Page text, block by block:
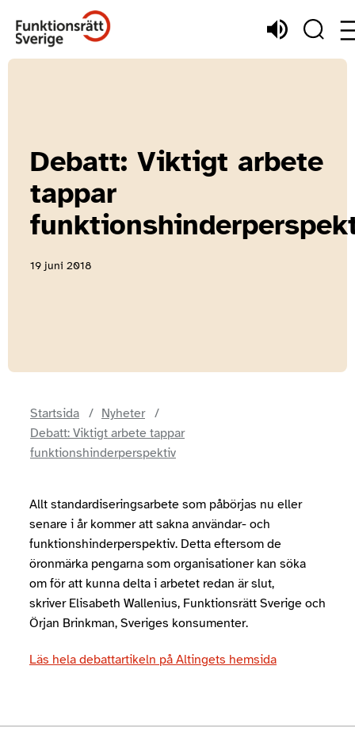
Debatt: Viktigt arbete
tappar
19 juni 2018
Startsida
Nyheter
Debatt: Viktigt arbete tappar
funktionshinderperspektiv
Allt standardiseringsarbete som påbörjas nu eller
senare i år kommer att sakna användar- och
funktionshinderperspektiv. Detta eftersom de
öronmärka pengarna som organisationer kan söka
om för att kunna delta i arbetet redan är slut,
skriver Elisabeth Wallenius, Funktionsrätt Sverige och
Örjan Brinkman, Sveriges konsumenter.
Läs hela debattartikeln på Altingets hemsida